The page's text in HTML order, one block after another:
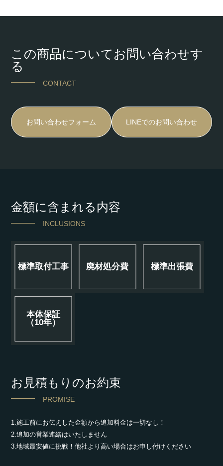
この商品についてお問い合わせす
る
CONTACT
お問い合わせフォーム LINEでのお問い合わせ
金額に含まれる内容
INCLUSIONS
標準取付工事 廃材処分費 標準出張費
本体保証
（10年）
お見積もりのお約束
PROMISE
1.施工前にお伝えした金額から追加料金は一切なし！
2.追加の営業連絡はいたしません
3.地域最安値に挑戦！他社より高い場合はお申し付けください